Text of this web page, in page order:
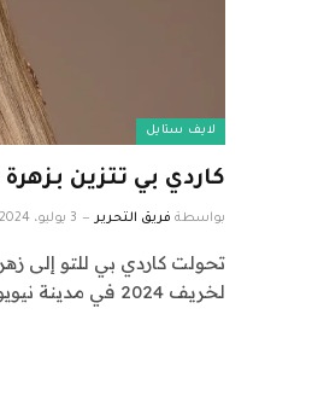
لايف ستايل
كاردي بي تتزين
بواسطة فريق التحرير 3 يوليو، 2024
تحولت كاردي بي للتو إلى
لخريف 2024 في مدينة نيويورك…